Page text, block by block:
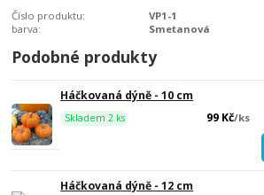
Číslo produktu:
VP1-1
barva:
Smetanová
Podobné produkty
Háčkovaná dýně - 10 cm
99 Kč/ks
Skladem 2 ks
Háčkovaná dýně - 12 cm